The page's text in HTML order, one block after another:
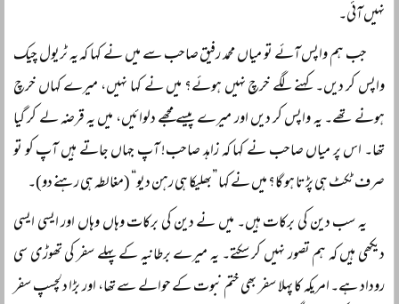
نہیں آئی۔
جب ہم واپس آئے تو میاں محمد رفیق صاحب سے میں نے کہا کہ یہ ٹریول چیک
واپس کر دیں۔ کہنے لگے خرچ نہیں ہوئے؟ میں نے کہا نہیں، میرے کہاں خرچ
ہونے تھے۔ یہ واپس کر دیں اور میرے پیسے مجھے دلوائیں، میں یہ قرضہ لے کر گیا
تھا۔ اس پر میاں صاحب نے کہا کہ زاہد صاحب! آپ جہاں جاتے ہیں آپ کو تو
صرف ٹکٹ ہی پڑتا ہو گا؟ میں نے کہا ”بھلیکا ہی رہن دیو“ (مغالطہ ہی رہنے دو)۔
یہ سب دین کی برکات ہیں۔ میں نے دین کی برکات وہاں وہاں اور ایسی ایسی
دیکھی ہیں کہ ہم تصور نہیں کر سکتے۔ یہ میرے برطانیہ کے پہلے سفر کی تھوڑی سی
روداد ہے۔ امریکہ کا پہلا سفر بھی ختم نبوت کے حوالے سے تھا، اور بڑا دلچسپ سفر